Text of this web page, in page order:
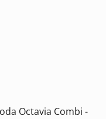
Octavia Combi -